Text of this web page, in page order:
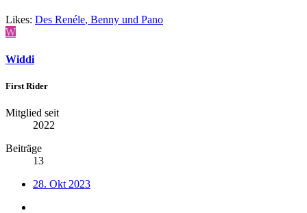
Likes: Des Renéle, Benny und Pano
W
Widdi
First Rider
Mitglied seit
2022
Beiträge
13
28. Okt 2023